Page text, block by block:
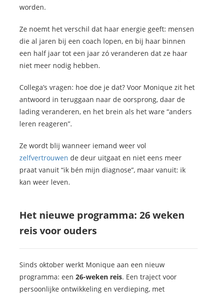
worden.
Ze noemt het verschil dat haar energie geeft: mensen
die al jaren bij een coach lopen, en bij haar binnen
een half jaar tot een jaar zó veranderen dat ze haar
niet meer nodig hebben.
Collega’s vragen: hoe doe je dat? Voor Monique zit het
antwoord in teruggaan naar de oorsprong, daar de
lading veranderen, en het brein als het ware “anders
leren reageren”.
Ze wordt blij wanneer iemand weer vol
zelfvertrouwen de deur uitgaat en niet eens meer
praat vanuit “ik bén mijn diagnose”, maar vanuit: ik
kan weer leven.
Het nieuwe programma: 26 weken
reis voor ouders
Sinds oktober werkt Monique aan een nieuw
programma: een 26-weken reis. Een traject voor
persoonlijke ontwikkeling en verdieping, met